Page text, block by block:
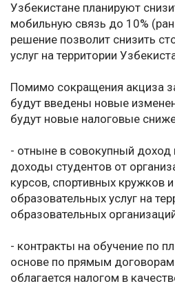
Узбекистане планируют
мобильную связь до 10%
решение позволит снизить
услуг на территории
Помимо сокращения акциза
будут введены новые
будут новые налоговые
- отныне в совокупный
доходы студентов от
курсов, спортивных кружков
образовательных услуг на
образовательных
- контракты на обучение по
основе по прямым
облагается налогом в